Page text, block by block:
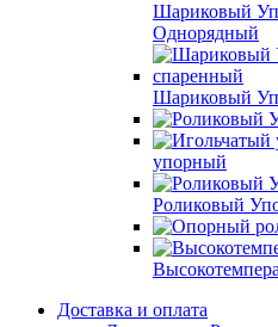
Шариковый
Однорядный
Шариковый
упорный
Роликовый
Доставка и оплата